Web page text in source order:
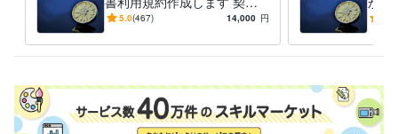
つきましてもお問い合わせいただきましたら調査致します。
経験職種
マーケティング / ブランディング 経験年数 : 12年
コンサルタント / 経営コンサルタント 経験年数 : 11年
士業・専門職 / 行政書士 経験年数 : 11年
ライフスタイル・その他 / 講師・インストラクター 経験年数 : 20年
書、利用規約、業務委託、取
す。
5.0(467) 14,000 円
プロ
構築